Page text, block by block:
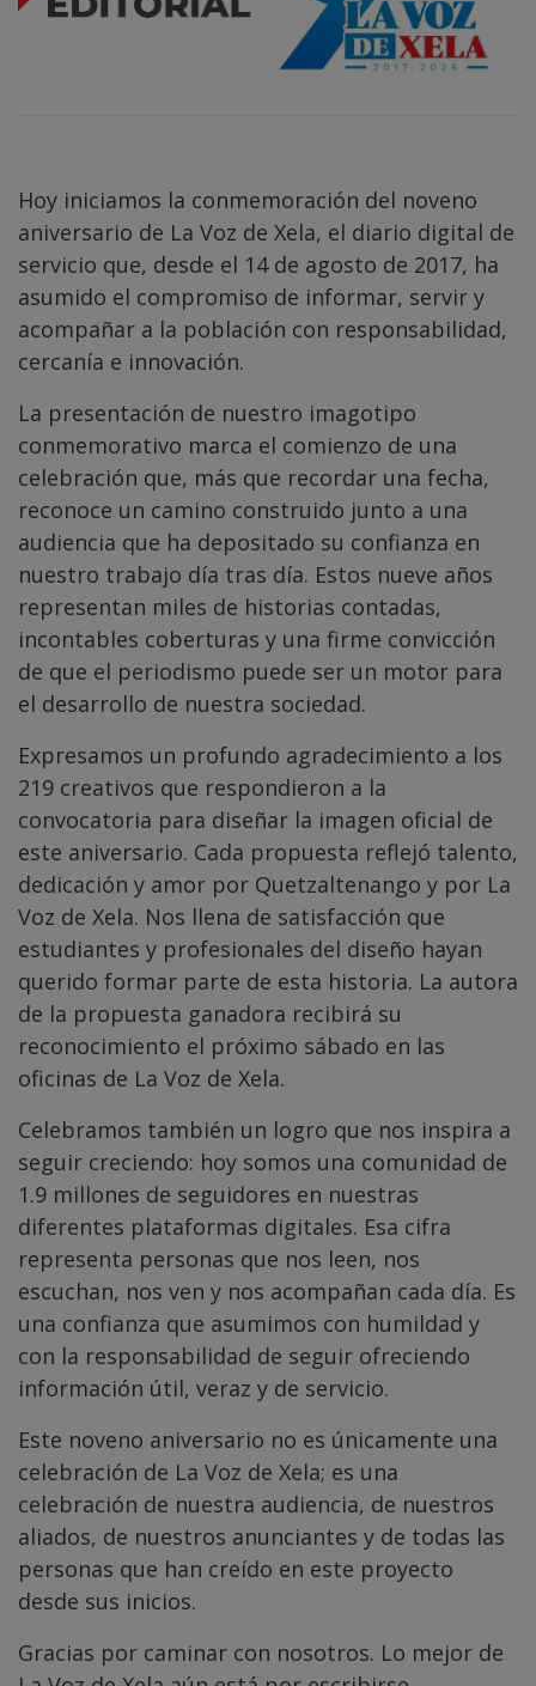
Hoy iniciamos la conmemoración del noveno
aniversario de La Voz de Xela, el diario digital de
servicio que, desde el 14 de agosto de 2017, ha
asumido el compromiso de informar, servir y
acompañar a la población con responsabilidad,
cercanía e innovación.
La presentación de nuestro imagotipo
conmemorativo marca el comienzo de una
celebración que, más que recordar una fecha,
reconoce un camino construido junto a una
audiencia que ha depositado su confianza en
nuestro trabajo día tras día. Estos nueve años
representan miles de historias contadas,
incontables coberturas y una firme convicción
de que el periodismo puede ser un motor para
el desarrollo de nuestra sociedad.
Expresamos un profundo agradecimiento a los
219 creativos que respondieron a la
convocatoria para diseñar la imagen oficial de
este aniversario. Cada propuesta reflejó talento,
dedicación y amor por Quetzaltenango y por La
Voz de Xela. Nos llena de satisfacción que
estudiantes y profesionales del diseño hayan
querido formar parte de esta historia. La autora
de la propuesta ganadora recibirá su
reconocimiento el próximo sábado en las
oficinas de La Voz de Xela.
Celebramos también un logro que nos inspira a
seguir creciendo: hoy somos una comunidad de
1.9 millones de seguidores en nuestras
diferentes plataformas digitales. Esa cifra
representa personas que nos leen, nos
escuchan, nos ven y nos acompañan cada día. Es
una confianza que asumimos con humildad y
con la responsabilidad de seguir ofreciendo
información útil, veraz y de servicio.
Este noveno aniversario no es únicamente una
celebración de La Voz de Xela; es una
celebración de nuestra audiencia, de nuestros
aliados, de nuestros anunciantes y de todas las
personas que han creído en este proyecto
desde sus inicios.
Gracias por caminar con nosotros. Lo mejor de